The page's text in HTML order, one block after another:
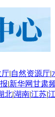
厅|自然资源厅|
|新华网甘肃
北|湖南|江苏|